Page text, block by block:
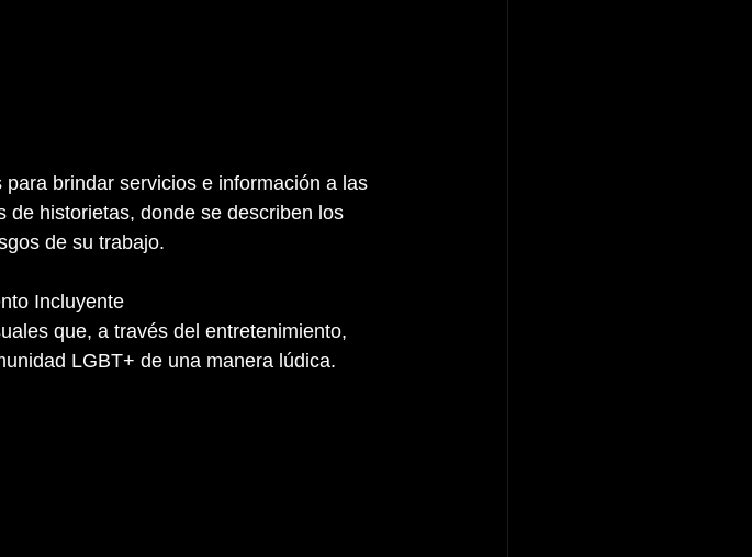
brindar servicios e información a las
de historietas, donde se describen los
de su trabajo.
Incluyente
que, a través del entretenimiento,
LGBT+ de una manera lúdica.